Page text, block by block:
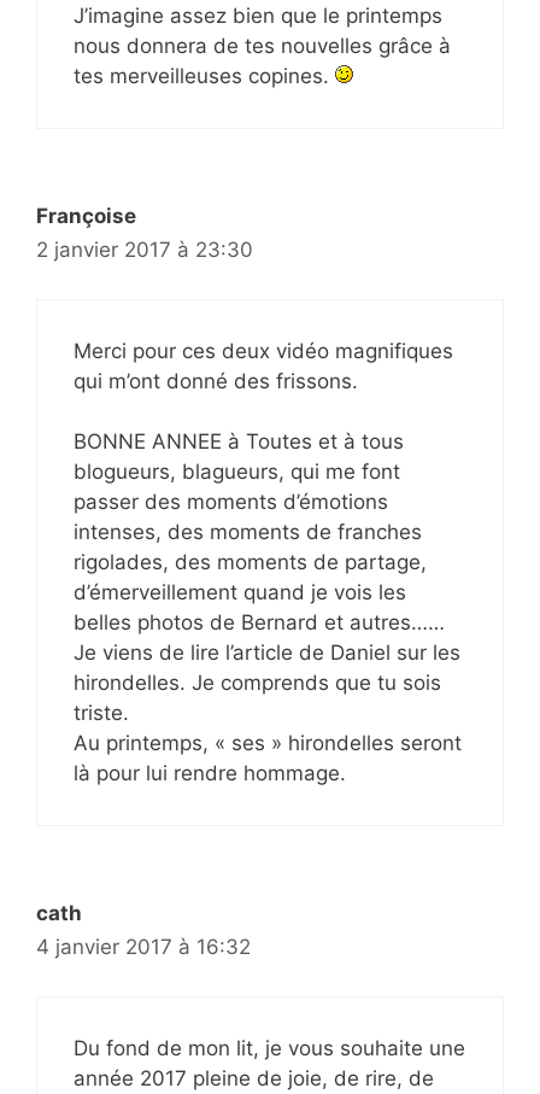
J’imagine assez bien que le printemps
nous donnera de tes nouvelles grâce à
tes merveilleuses copines.
Françoise
2 janvier 2017 à 23:30
Merci pour ces deux vidéo magnifiques
qui m’ont donné des frissons.
BONNE ANNEE à Toutes et à tous
blogueurs, blagueurs, qui me font
passer des moments d’émotions
intenses, des moments de franches
rigolades, des moments de partage,
d’émerveillement quand je vois les
belles photos de Bernard et autres……
Je viens de lire l’article de Daniel sur les
hirondelles. Je comprends que tu sois
triste.
Au printemps, « ses » hirondelles seront
là pour lui rendre hommage.
cath
4 janvier 2017 à 16:32
Du fond de mon lit, je vous souhaite une
année 2017 pleine de joie, de rire, de